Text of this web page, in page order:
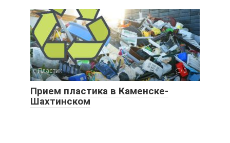
Пластик 0
Прием пластика в Каменске-
Шахтинском